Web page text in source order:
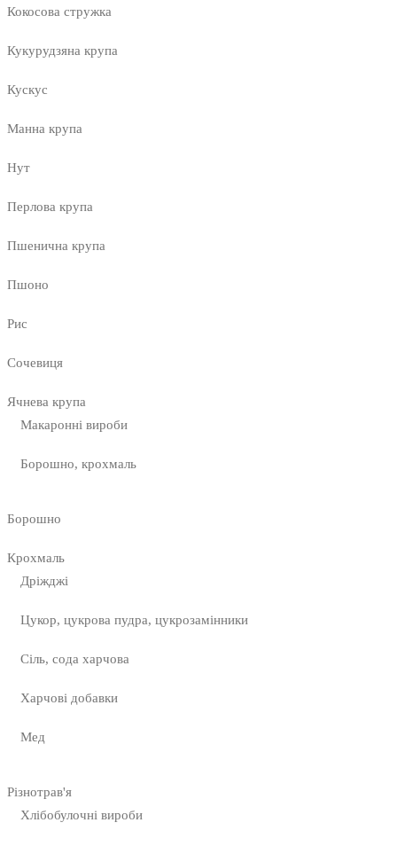
Кокосова стружка
Кукурудзяна крупа
Кускус
Манна крупа
Нут
Перлова крупа
Пшенична крупа
Пшоно
Рис
Сочевиця
Ячнева крупа
Макаронні вироби
Борошно, крохмаль
Борошно
Крохмаль
Дріжджі
Цукор, цукрова пудра, цукрозамінники
Сіль, сода харчова
Харчові добавки
Мед
Різнотрав'я
Хлібобулочні вироби